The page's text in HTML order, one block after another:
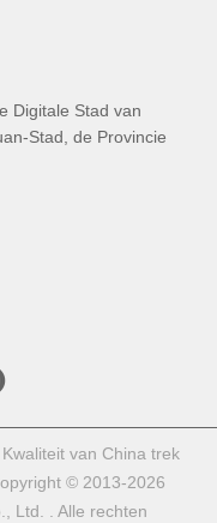
Digitale Stad van
Stad, de Provincie
van China trek
© 2013-2026
Ltd. . Alle rechten